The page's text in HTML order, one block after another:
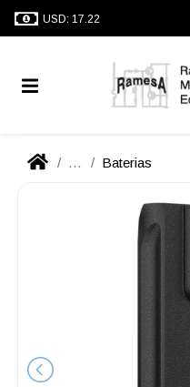
USD: 17.22
... Baterias